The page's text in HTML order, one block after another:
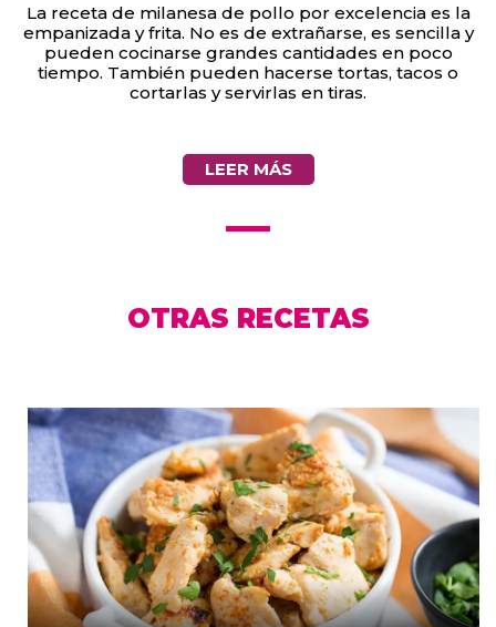
La receta de milanesa de pollo por excelencia es la
empanizada y frita. No es de extrañarse, es sencilla y
pueden cocinarse grandes cantidades en poco
tiempo. También pueden hacerse tortas, tacos o
cortarlas y servirlas en tiras.
LEER MÁS
OTRAS RECETAS